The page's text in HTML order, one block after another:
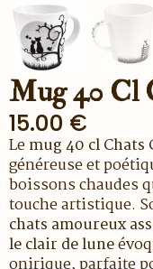
Mug 40 Cl
15.00 €
Lemug 40 cl Chats
généreuse et
boissons chaudes
touche artistique.
chats amoureux
le clair de lune